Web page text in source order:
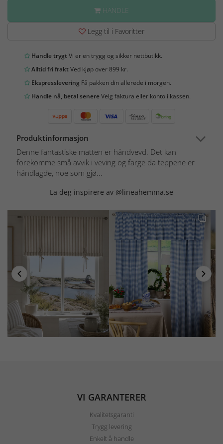
HANDLE
Legg til i Favoritter
Handle trygtVi er en trygg og sikker nettbutikk.
Alltid fri fraktVed kjøp over 899 kr.
Ekspresslevering Få pakken din allerede i morgen.
Handle nå, betal senereVelg faktura eller konto i kassen.
Produktinformasjon
Denne fantastiske matten er håndvevd. Det kan
forekomme små avvik i veving og farge da teppene er
håndlagde, noe som gjø...
La deg inspirere av @lineahemma.se
VI GARANTERER
Kvalitetsgaranti
Trygg levering
Enkelt å handle